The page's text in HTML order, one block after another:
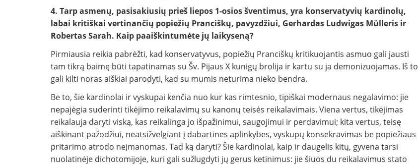
4. Tarp asmenų, pasisakiusių prieš liepos 1-osios šventimus, yra konservatyvių kardinolų,
labai kritiškai vertinančių popiežių Pranciškų, pavyzdžiui, Gerhardas Ludwigas Mülleris ir
Robertas Sarah. Kaip paaiškintumėte jų laikyseną?
Pirmiausia reikia pabrėžti, kad konservatyvus, popiežių Pranciškų kritikuojantis asmuo gali jausti
tam tikrą baimę būti tapatinamas su Šv. Pijaus X kunigų brolija ir kartu su ja demonizuojamas. Iš to
gali kilti noras aiškiai parodyti, kad su mumis neturima nieko bendra.
Be to, šie kardinolai ir vyskupai kenčia nuo kur kas rimtesnio, tipiškai modernaus negalavimo: jie
nepajėgia suderinti tikėjimo reikalavimų su kanonų teisės reikalavimais. Viena vertus, tikėjimas
reikalauja daryti viską, kas reikalinga jo išpažinimui, saugojimui ir perdavimui; kita vertus, teisę
aiškinant pažodžiui, neatsižvelgiant į dabartines aplinkybes, vyskupų konsekravimas be popiežiaus
pritarimo atrodo neįmanomas. Tad ką daryti? Šie kardinolai, kaip ir daugelis kitų, gyvena tarsi
nuolatinėje dichotomijoje, kuri gali sužlugdyti jų gerus ketinimus: jie šiuos du reikalavimus stato